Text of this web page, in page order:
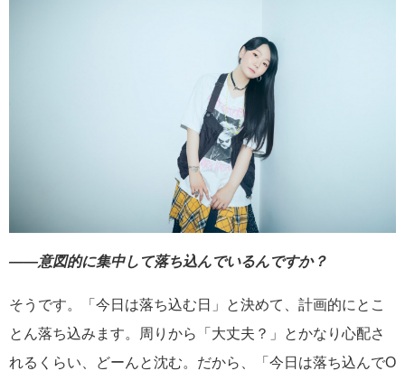
――意図的に集中して落ち込んでいるんですか？
そうです。「今日は落ち込む日」と決めて、計画的にとこ
とん落ち込みます。周りから「大丈夫？」とかなり心配さ
れるくらい、どーんと沈む。だから、「今日は落ち込んでO